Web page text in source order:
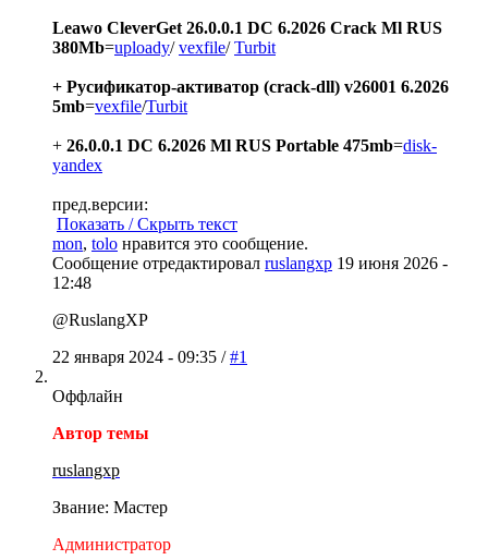
Leawo CleverGet 26.0.0.1 DC 6.2026 Crack Ml RUS
380Mb=uploady/vexfile/Turbit
+ Русификатор-активатор (crack-dll) v26001 6.2026
5mb=vexfile/Turbit
+ 26.0.0.1 DC 6.2026 Ml RUS Portable 475mb=disk-
yandex
пред.версии:
Показать / Скрыть текст
mon, tolo нравится это сообщение.
Сообщение отредактировал ruslangxp 19 июня 2026 -
12:48
@RuslangXP
22 января 2024 - 09:35 /#1
Оффлайн
Автор темы
ruslangxp
Звание: Мастер
Администратор